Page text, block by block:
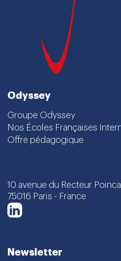
Odyssey
Groupe Odyssey
Nos Écoles Françaises
Offre pédagogique
10 avenue du Recteur
75016 Paris - France
Newsletter